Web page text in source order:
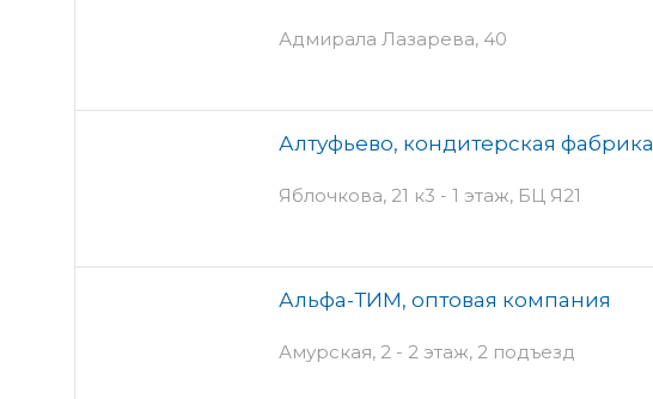
Адмирала Лазарева, 40
Алтуфьево, кондитерская фабрика
Яблочкова, 21 к3 - 1 этаж, БЦ Я21
Альфа-ТИМ, оптовая компания
Амурская, 2 - 2 этаж, 2 подъезд